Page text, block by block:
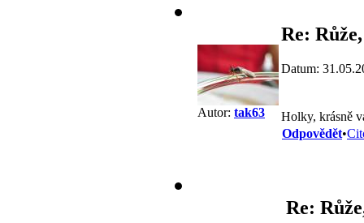
Autor: tak63
Re:
Datum:
Holky, krásně
Odpovědět•
Re: